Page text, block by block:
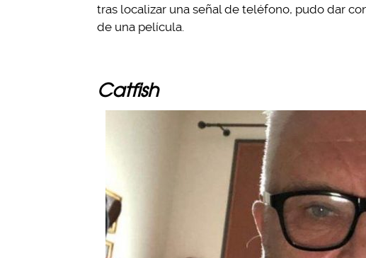
tras localizar una señal de teléfono, pudo dar
de una película.
Catfish